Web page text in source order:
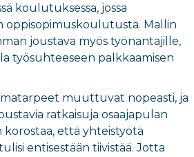
koulutuksessa, jossa
oppisopimuskoulutusta. Mallin
joustava myös työnantajille,
työsuhteeseen palkkaamisen
muuttuvat nopeasti, ja
ratkaisuja osaajapulan
korostaa, että yhteistyötä
entisestään tiivistää. Jotta